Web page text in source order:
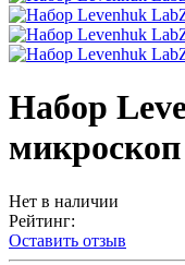
Набор
микроскоп
Нет в наличии
Рейтинг:
Оставить отзыв